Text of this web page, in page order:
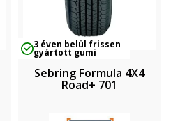
3 éven belül frissen
gyártott gumi
Sebring Formula 4X4
Road+ 701